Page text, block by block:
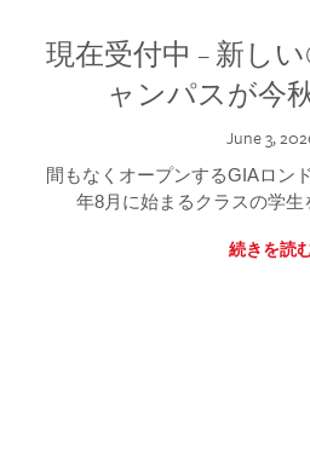
現在受付中 – 新し
ャンパスが今
June 3,
間もなくオープンするGIAロン
年8月に始まるクラスの学生
続きを読